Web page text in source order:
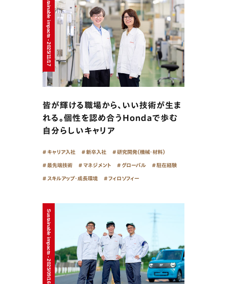
Sustainable impacts - 2025/11/17
皆が輝ける職場から、いい技術が生ま
れる。個性を認め合うHondaで歩む
自分らしいキャリア
キャリア入社 新卒入社 研究開発（機械・材料）
最先端技術 マネジメント グローバル 駐在経験
スキルアップ・成長環境 フィロソフィー
Sustainable impacts - 2025/09/16